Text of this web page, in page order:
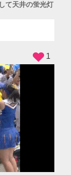
て天井の蛍光灯
1